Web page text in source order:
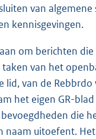
van algemene
kennisgevingen.
om berichten
van het
lid, van de
het eigen GR-
die
naam uitoefent.